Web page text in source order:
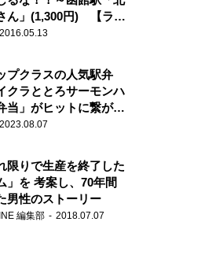
ん」(1,300円) 【ライ
駅弁膝栗毛】
2016.05.13
プクラスの人気駅弁
クラととろサーモンハ
当」がヒットに繋がっ
2023.08.07
限りで生産を終了した
」を 考案し、70年間
男性のストーリー
編集部 2018.07.07